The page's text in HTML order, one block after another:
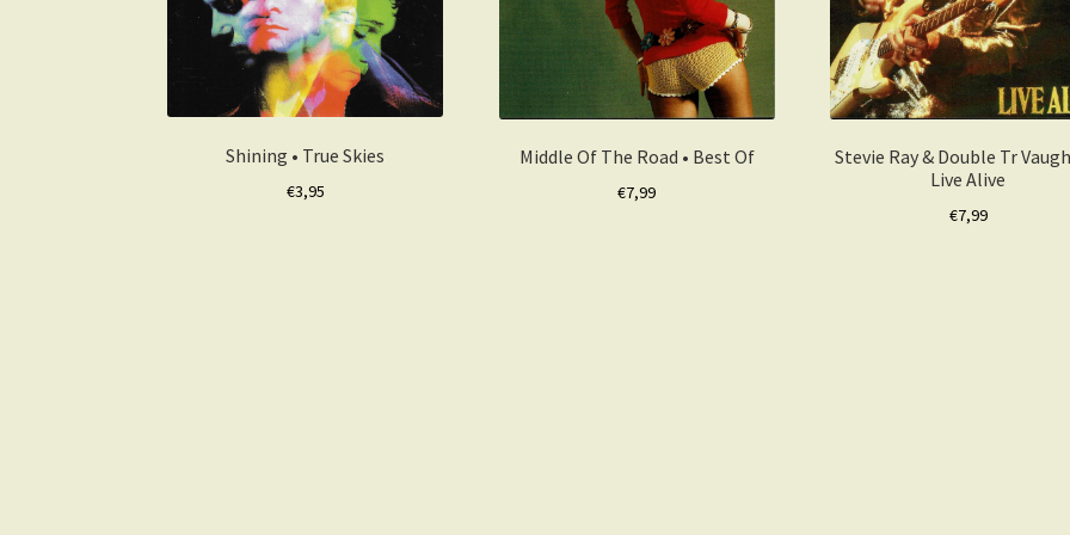
Shining • True Skies
€3,95
Middle Of The Road • Best Of
€7,99
Stevie Ray & Double Tr
Live Alive
€7,99